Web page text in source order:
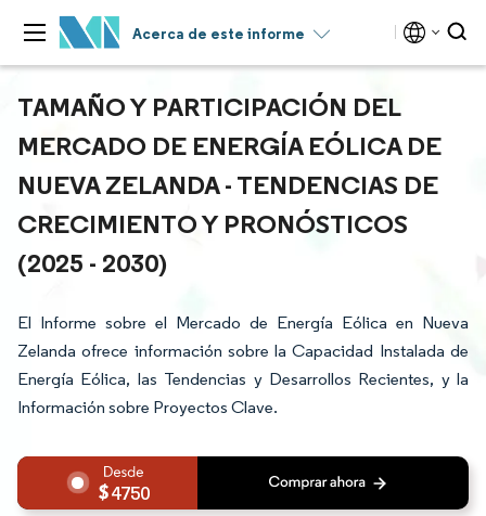
Acerca de este informe
TAMAÑO Y PARTICIPACIÓN DEL
MERCADO DE ENERGÍA EÓLICA DE
NUEVA ZELANDA - TENDENCIAS DE
CRECIMIENTO Y PRONÓSTICOS
(2025 - 2030)
El Informe sobre el Mercado de Energía Eólica en Nueva
Zelanda ofrece información sobre la Capacidad Instalada de
Energía Eólica, las Tendencias y Desarrollos Recientes, y la
Información sobre Proyectos Clave.
4750